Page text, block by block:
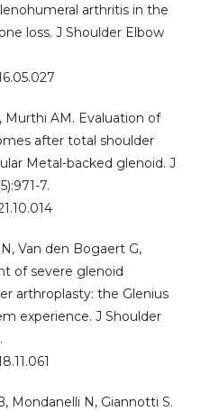
arthritis in the
loss. J Shoulder Elbow
Murthi AM. Evaluation of
after total shoulder
Metal-backed glenoid. J
7.
Van den Bogaert G,
of severe glenoid
arthroplasty: the Glenius
experience. J Shoulder
Mondanelli N, Giannotti S.